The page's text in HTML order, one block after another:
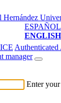
ESPAÑOL
ENGLISH
Authenticated
manager
Enter your